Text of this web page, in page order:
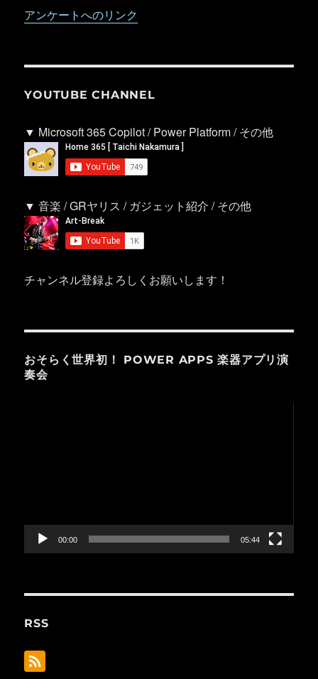
アンケートへのリンク
YOUTUBE CHANNEL
▼ Microsoft 365 Copilot / Power Platform / その他
▼ 音楽 / GRヤリス / ガジェット紹介 / その他
チャンネル登録よろしくお願いします！
おそらく世界初！ POWER APPS 楽器アプリ演
奏会
ー
00:00 05:44
RSS